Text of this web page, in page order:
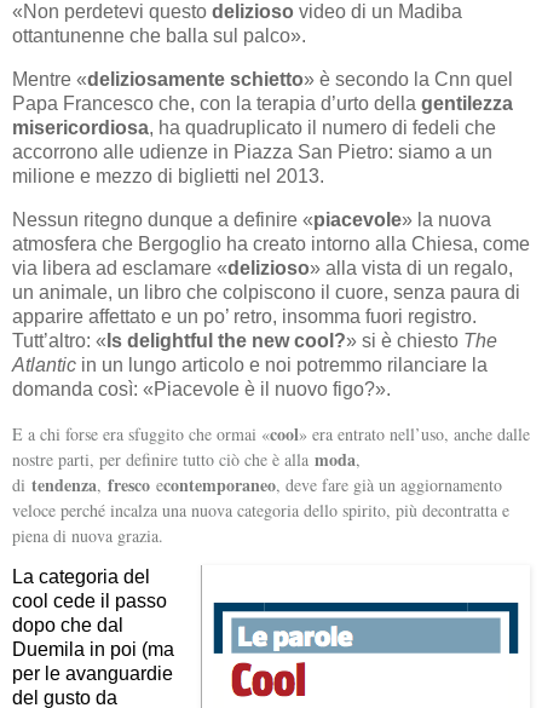
«Non perdetevi questo delizioso video di un Madiba
ottantunenne che balla sul palco».
Mentre «deliziosamente schietto» è secondo la Cnn quel
Papa Francesco che, con la terapia d’urto della gentilezza
misericordiosa, ha quadruplicato il numero di fedeli che
accorrono alle udienze in Piazza San Pietro: siamo a un
milione e mezzo di biglietti nel 2013.
Nessun ritegno dunque a definire «piacevole» la nuova
atmosfera che Bergoglio ha creato intorno alla Chiesa, come
via libera ad esclamare «delizioso» alla vista di un regalo,
un animale, un libro che colpiscono il cuore, senza paura di
apparire affettato e un po’ retro, insomma fuori registro.
Tutt’altro: « Is delightful the new cool?» si è chiesto The
Atlantic in un lungo articolo e noi potremmo rilanciare la
domanda così: «Piacevole è il nuovo figo?».
E a chi forse era sfuggito che ormai «cool» era entrato nell’uso, anche dalle
nostre parti, per definire tutto ciò che è alla moda,
di tendenza, fresco econtemporaneo, deve fare già un aggiornamento
veloce perché incalza una nuova categoria dello spirito, più decontratta e
piena di nuova grazia.
La categoria del
cool cede il passo
dopo che dal
Duemila in poi (ma
per le avanguardie
del gusto da